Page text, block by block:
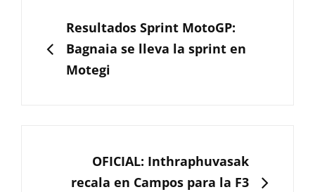
entradas
ANTERIOR
Resultados Sprint MotoGP:
Bagnaia se lleva la sprint en
Motegi
SIGUIENTEOFICIAL: Inthraphuvasak
recala en Campos para la F3